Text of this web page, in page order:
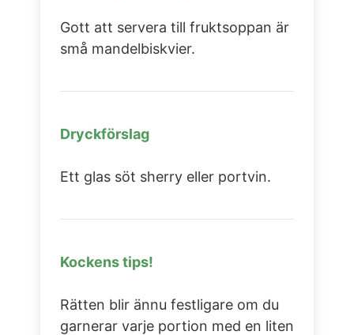
Gott att servera till fruktsoppan är
små mandelbiskvier.
Dryckförslag
Ett glas söt sherry eller portvin.
Kockens tips!
Rätten blir ännu festligare om du
garnerar varje portion med en liten